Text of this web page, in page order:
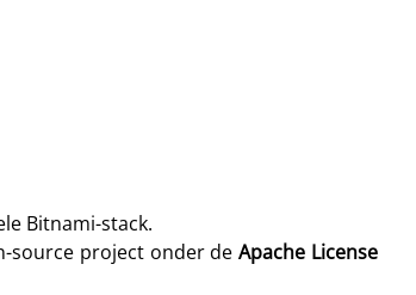
Bitnami-stack.
source project onder deApache License